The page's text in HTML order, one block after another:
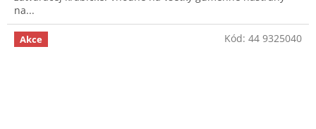
na...
Akce Kód: 44 9325040